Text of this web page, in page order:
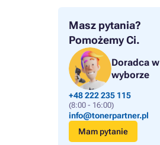
Masz pytania?
Pomożemy Ci.
Doradca w
wyborze
+48 222 235 115
(8:00 - 16:00)
info@tonerpartner.pl
Mam pytanie